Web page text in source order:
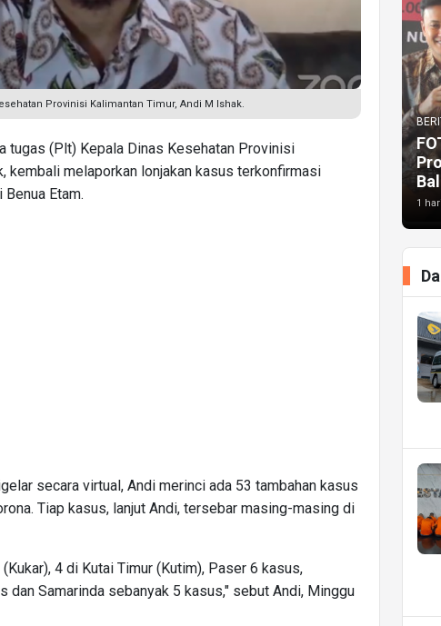
Provinisi Kalimantan Timur, Andi M Ishak.
tugas (Plt) Kepala Dinas Kesehatan Provinisi
kembali melaporkan lonjakan kasus terkonfirmasi
Etam.
secara virtual, Andi merinci ada 53 tambahan kasus
Tiap kasus, lanjut Andi, tersebar masing-masing di
4 di Kutai Timur (Kutim), Paser 6 kasus,
dan Samarinda sebanyak 5 kasus," sebut Andi, Minggu
1